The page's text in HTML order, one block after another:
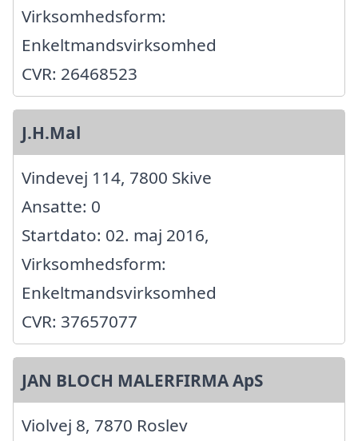
Virksomhedsform:
Enkeltmandsvirksomhed
CVR: 26468523
J.H.Mal
Vindevej 114, 7800 Skive
Ansatte: 0
Startdato: 02. maj 2016,
Virksomhedsform:
Enkeltmandsvirksomhed
CVR: 37657077
JAN BLOCH MALERFIRMA ApS
Violvej 8, 7870 Roslev